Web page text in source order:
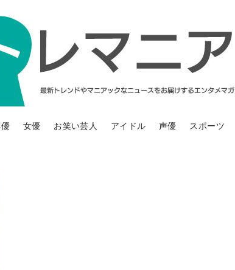
女優 お笑い芸人 アイドル 声優 スポーツ